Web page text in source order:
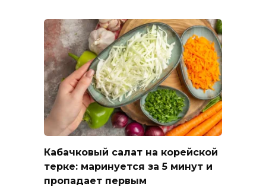
Кабачковый салат на корейской
терке: маринуется за 5 минут и
пропадает первым